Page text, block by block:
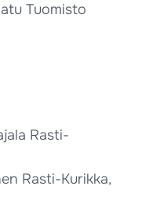
Tuomisto
Rasti-
Rasti-Kurikka,